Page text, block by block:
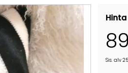
Hinta
Sis. alv